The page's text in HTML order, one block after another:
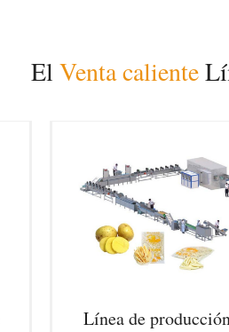
El Venta caliente
Línea de